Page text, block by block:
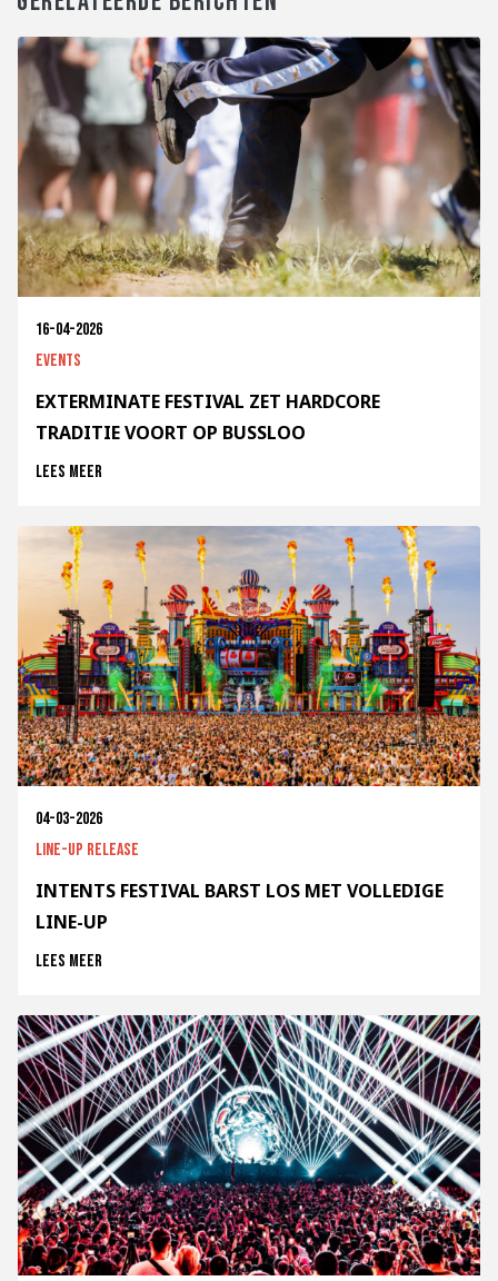
16-04-2026
Events
EXTERMINATE FESTIVAL ZET HARDCORE
TRADITIE VOORT OP BUSSLOO
Lees meer
04-03-2026
Line-up release
INTENTS FESTIVAL BARST LOS MET VOLLEDIGE
LINE-UP
Lees meer